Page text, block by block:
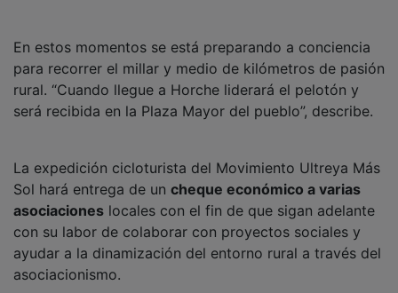
para recorrer el millar y medio de kilómetros de pasión
rural. “Cuando llegue a Horche liderará el pelotón y
será recibida en la Plaza Mayor del pueblo”, describe.
Sol hará entrega de uncheque económico a varias
asociacioneslocales con el fin de que sigan adelante
con su labor de colaborar con proyectos sociales y
ayudar a la dinamización del entorno rural a través del
asociacionismo.